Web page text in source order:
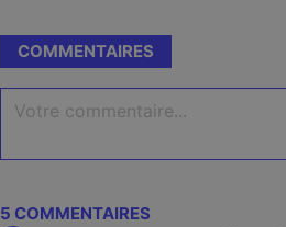
COMMENTAIRES
Votre commentaire...
5 COMMENTAIRES